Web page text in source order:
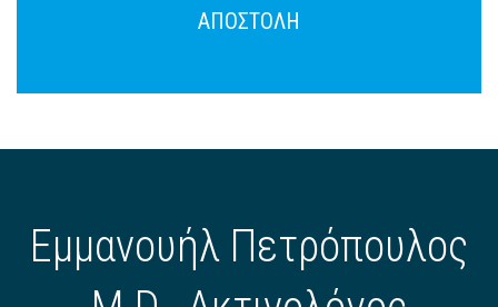
ΑΠΟΣΤΟΛΗ
Εμμανουήλ Πετρόπουλος